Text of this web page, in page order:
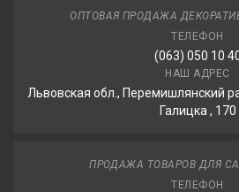
ОПТОВАЯ ПРОДАЖА
ТЕЛЕФОН
(063) 050 10
НАШ АДРЕС
Львовская обл., Перемишлянский
Галицка , 170
ПРОДАЖА ТОВАРОВ ДЛЯ
ТЕЛЕФОН